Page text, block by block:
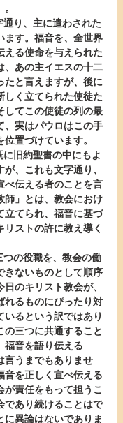
ます。福音を、全世界
える使命を与えられた
、あの主イエスの十二
たと言えますが、後に
しく立てられた使徒た
してこの使徒の列の最
、実はパウロはこの手
置づけています。
が、これも文字通り、
べ伝える者のことを言
師」とは、教会におけ
立てられ、福音に基づ
リストの許に教え導く
きないものとして順序
のキリスト教会が、
れるものにぴったり対
いるという訳ではあり
の三つに共通すること
福音を語り伝える
言うまでもありませ
音を正しく宣べ伝える
が責任をもって担うこ
であり続けることはで
に異論はないでありま